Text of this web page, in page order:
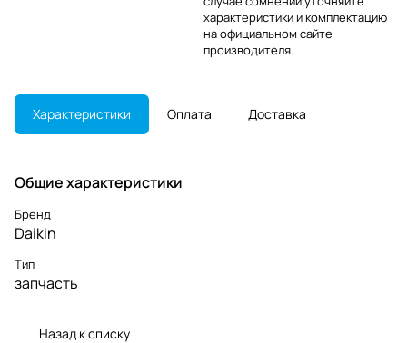
характеристики и комплектацию
на официальном сайте
производителя.
Характеристики Оплата Доставка
Общие характеристики
Бренд
Daikin
Тип
запчасть
Назад к списку